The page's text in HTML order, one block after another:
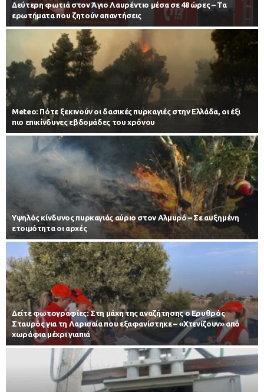
Δεύτερη φωτιά στον Άγιο Λαυρέντιο μέσα σε 48 ώρες – Τα
ερωτήματα που ζητούν απαντήσεις
Meteo: Πότε ξεκινούν οι δασικές πυρκαγιές στην Ελλάδα, οι έξι
πιο επικίνδυνες εβδομάδες του χρόνου
Υψηλός κίνδυνος πυρκαγιάς αύριο στον Αλμυρό – Σε αυξημένη
ετοιμότητα οι αρχές
Δείτε φωτογραφίες: Στη μάχη της αναζήτησης ο Ερυθρός
Σταυρός για τη Λαρισαία που εξαφανίστηκε – «Χτενίζουν» από
χωράφια μέχρι γιαπιά